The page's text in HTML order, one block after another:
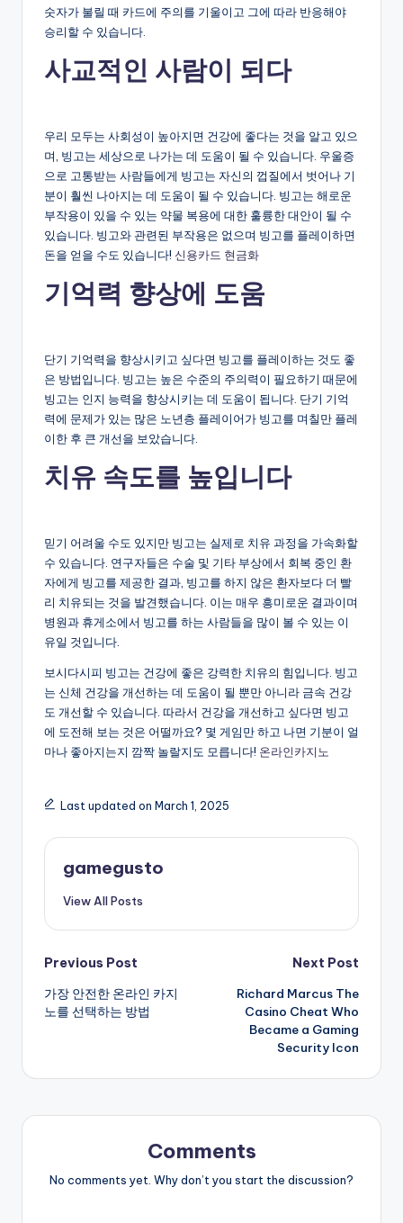
숫자가 불릴 때 카드에 주의를 기울이고 그에 따라 반응해야
승리할 수 있습니다.
사교적인 사람이 되다
우리 모두는 사회성이 높아지면 건강에 좋다는 것을 알고 있으
며, 빙고는 세상으로 나가는 데 도움이 될 수 있습니다. 우울증
으로 고통받는 사람들에게 빙고는 자신의 껍질에서 벗어나 기
분이 훨씬 나아지는 데 도움이 될 수 있습니다. 빙고는 해로운
부작용이 있을 수 있는 약물 복용에 대한 훌륭한 대안이 될 수
있습니다. 빙고와 관련된 부작용은 없으며 빙고를 플레이하면
돈을 얻을 수도 있습니다! 신용카드 현금화
기억력 향상에 도움
단기 기억력을 향상시키고 싶다면 빙고를 플레이하는 것도 좋
은 방법입니다. 빙고는 높은 수준의 주의력이 필요하기 때문에
빙고는 인지 능력을 향상시키는 데 도움이 됩니다. 단기 기억
력에 문제가 있는 많은 노년층 플레이어가 빙고를 며칠만 플레
이한 후 큰 개선을 보았습니다.
치유 속도를 높입니다
믿기 어려울 수도 있지만 빙고는 실제로 치유 과정을 가속화할
수 있습니다. 연구자들은 수술 및 기타 부상에서 회복 중인 환
자에게 빙고를 제공한 결과, 빙고를 하지 않은 환자보다 더 빨
리 치유되는 것을 발견했습니다. 이는 매우 흥미로운 결과이며
병원과 휴게소에서 빙고를 하는 사람들을 많이 볼 수 있는 이
유일 것입니다.
보시다시피 빙고는 건강에 좋은 강력한 치유의 힘입니다. 빙고
는 신체 건강을 개선하는 데 도움이 될 뿐만 아니라 금속 건강
도 개선할 수 있습니다. 따라서 건강을 개선하고 싶다면 빙고
에 도전해 보는 것은 어떨까요? 몇 게임만 하고 나면 기분이 얼
마나 좋아지는지 깜짝 놀랄지도 모릅니다! 온라인카지노
Last updated on March 1, 2025
gamegusto
View All Posts
Post
navigation
Previous Post
가장 안전한 온라인 카지
노를 선택하는 방법
Next Post
Richard Marcus The
Casino Cheat Who
Became a Gaming
Security Icon
Comments
No comments yet. Why don’t you start the discussion?